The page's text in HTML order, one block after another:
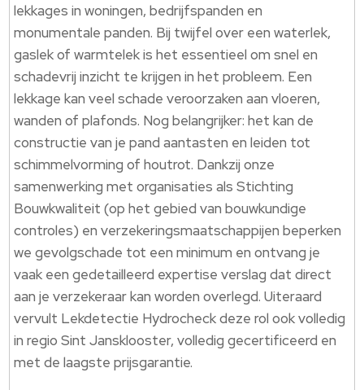
lekkages in woningen, bedrijfspanden en
monumentale panden.​ Bij twijfel over een waterlek,
gaslek of warmtelek is het essentieel om snel en
schadevrij inzicht te krijgen in het probleem.​ Een
lekkage kan veel schade veroorzaken aan vloeren,
wanden of plafonds.​ Nog belangrijker: het kan de
constructie van je pand aantasten en leiden tot
schimmelvorming of houtrot.​ Dankzij onze
samenwerking met organisaties als Stichting
Bouwkwaliteit (op het gebied van bouwkundige
controles) en verzekeringsmaatschappijen beperken
we gevolgschade tot een minimum en ontvang je
vaak een gedetailleerd expertise verslag dat direct
aan je verzekeraar kan worden overlegd.​ Uiteraard
vervult Lekdetectie Hydrocheck deze rol ook volledig
in regio Sint Jansklooster, volledig gecertificeerd en
met de laagste prijsgarantie.​